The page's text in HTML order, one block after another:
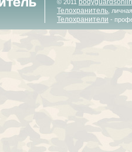
© 2011
Телохранитель ,
Телохранители -